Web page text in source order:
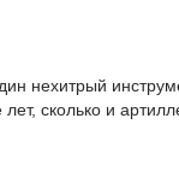
нехитрый
сколько и